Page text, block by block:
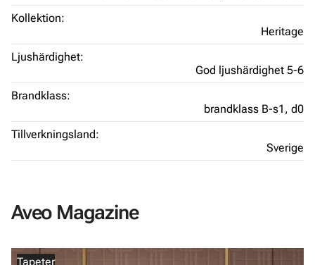
Kollektion:
Heritage
Ljushärdighet:
God ljushärdighet 5-6
Brandklass:
brandklass B-s1, d0
Tillverkningsland:
Sverige
Aveo Magazine
Tapeter